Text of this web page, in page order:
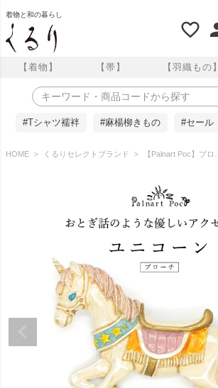
着物と和の暮らし
【着物】 【帯】 【羽織もの】
#Tシャツ襦袢 #麻楊柳きもの #セール
HOME くるりセレクトブランド 【Palnart Poc】ブローチ/ユニコーン・復刻（Unicorn）